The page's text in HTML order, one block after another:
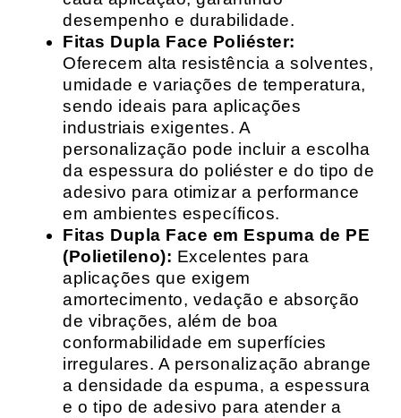
desempenho e durabilidade.
Fitas Dupla Face Poliéster:
Oferecem alta resistência a solventes,
umidade e variações de temperatura,
sendo ideais para aplicações
industriais exigentes. A
personalização pode incluir a escolha
da espessura do poliéster e do tipo de
adesivo para otimizar a performance
em ambientes específicos.
Fitas Dupla Face em Espuma de PE
(Polietileno): Excelentes para
aplicações que exigem
amortecimento, vedação e absorção
de vibrações, além de boa
conformabilidade em superfícies
irregulares. A personalização abrange
a densidade da espuma, a espessura
e o tipo de adesivo para atender a